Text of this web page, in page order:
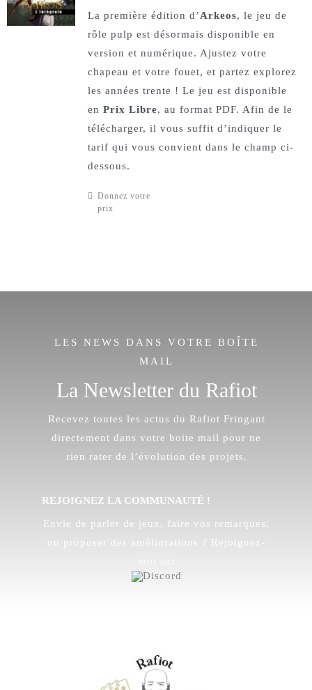
La première édition d’Arkeos, le jeu de
rôle pulp est désormais disponible en
version et numérique. Ajustez votre
chapeau et votre fouet, et partez explorez
les années trente ! Le jeu est disponible
en Prix Libre, au format PDF. Afin de le
télécharger, il vous suffit d’indiquer le
tarif qui vous convient dans le champ ci-
dessous.
Donnez votre
prix
LES NEWS DANS VOTRE BOÎTE
MAIL
La Newsletter du Rafiot
Recevez toutes les actus du Rafiot Fringant
directement dans votre boite mail pour ne
rien rater de l’évolution des projets.
REJOIGNEZ LA COMMUNAUTÉ !
Envie de parler de jeux, faire vos remarques,
ou proposer des améliorations ? Rejoignez-